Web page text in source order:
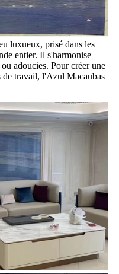
luxueux, prisé dans les
entier. Il s'harmonise
adoucies. Pour créer une
de travail, l'Azul Macaubas